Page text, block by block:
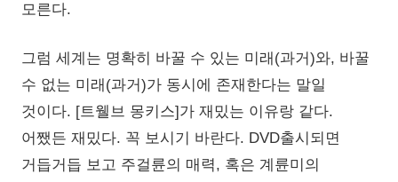
모른다.
그럼 세계는 명확히 바꿀 수 있는 미래(과거)와, 바꿀
수 없는 미래(과거)가 동시에 존재한다는 말일
것이다. [트웰브 몽키스]가 재밌는 이유랑 같다.
어쨌든 재밌다. 꼭 보시기 바란다. DVD출시되면
거듭거듭 보고 주걸륜의 매력, 혹은 계륜미의